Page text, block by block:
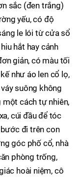
sắc (đen trắng)
yếu, có độ
le lói từ cửa sổ
hắt hay cảnh
giản, có màu tối
như áo len cổ lọ,
suông không
cách tự nhiên,
cúi đầu để tóc
đi trên con
góc phố cổ, nhà
phòng trống,
hoài niệm, cô